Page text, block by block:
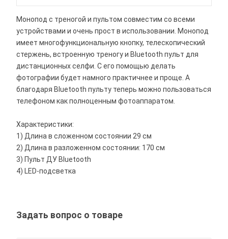
Монопод с треногой и пультом совместим со всеми
устройствами и очень прост в использовании. Монопод
имеет многофункциональную кнопку, телескопический
стержень, встроенную треногу и Bluetooth пульт для
дистанционных селфи. С его помощью делать
фотографии будет намного практичнее и проще. А
благодаря Bluetooth пульту теперь можно пользоваться
телефоном как полноценным фотоаппаратом.
Характеристики:
1) Длина в сложенном состоянии 29 см
2) Длина в разложенном состоянии: 170 см
3) Пульт ДУ Bluetooth
4) LED-подсветка
Задать вопрос о товаре